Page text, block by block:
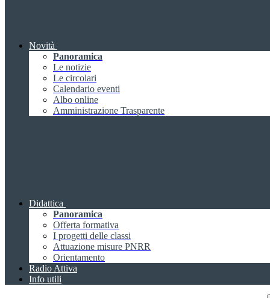
Novità
Panoramica
Le notizie
Le circolari
Calendario eventi
Albo online
Amministrazione Trasparente
Didattica
Panoramica
Offerta formativa
I progetti delle classi
Attuazione misure PNRR
Orientamento
Radio Attiva
Info utili